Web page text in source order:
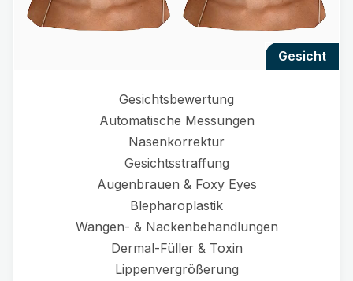
gesicht
Gesichtsbewertung
Automatische Messungen
Nasenkorrektur
Gesichtsstraffung
Augenbrauen & Foxy Eyes
Blepharoplastik
Wangen- & Nackenbehandlungen
Dermal-Füller & Toxin
Lippenvergrößerung